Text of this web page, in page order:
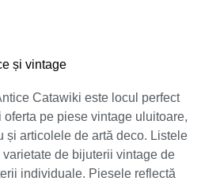
și vintage
Catawiki este locul perfect
oferta pe piese vintage uluitoare,
și articolele de artă deco. Listele
varietate de bijuterii vintage de
individuale. Piesele reflectă